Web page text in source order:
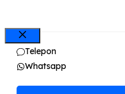
Close
Telepon
Whatsapp